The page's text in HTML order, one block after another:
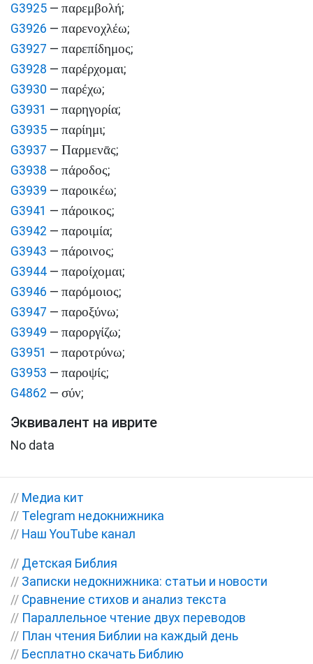
G3925 — παρεμβολή;
G3926 — παρενοχλέω;
G3927 — παρεπίδημος;
G3928 — παρέρχομαι;
G3930 — παρέχω;
G3931 — παρηγορία;
G3935 — παρίημι;
G3937 — Παρμενᾱς;
G3938 — πάροδος;
G3939 — παροικέω;
G3941 — πάροικος;
G3942 — παροιμία;
G3943 — πάροινος;
G3944 — παροίχομαι;
G3946 — παρόμοιος;
G3947 — παροξύνω;
G3949 — παροργίζω;
G3951 — παροτρύνω;
G3953 — παροψίς;
G4862 — σύν;
Эквивалент на иврите
No data
// Медиа кит
// Telegram недокнижника
// Наш YouTube канал
// Детская Библия
// Записки недокнижника: статьи и новости
// Сравнение стихов и анализ текста
// Параллельное чтение двух переводов
// План чтения Библии на каждый день
// Бесплатно скачать Библию